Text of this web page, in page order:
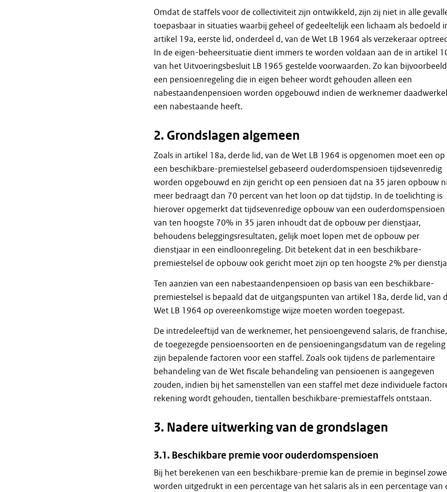
Omdat de staffels voor de collectiviteit zijn ontwikkeld, zijn zij niet in alle
toepasbaar in situaties waarbij geheel of gedeeltelijk een lichaam als bedoeld
artikel 19a, eerste lid, onderdeel d, van de Wet LB 1964 als verzekeraar
In de eigen-beheersituatie dient immers te worden voldaan aan de in artikel
van het Uitvoeringsbesluit LB 1965 gestelde voorwaarden. Zo kan
een pensioenregeling die in eigen beheer wordt gehouden alleen een
nabestaandenpensioen worden opgebouwd indien de werknemer
een nabestaande heeft.
2. Grondslagen algemeen
Zoals in artikel 18a, derde lid, van de Wet LB 1964 is opgenomen moet een op
een beschikbare-premiestelsel gebaseerd ouderdomspensioen tijdsevenredig
worden opgebouwd en zijn gericht op een pensioen dat na 35 jaren opbouw
meer bedraagt dan 70 percent van het loon op dat tijdstip. In de toelichting is
hierover opgemerkt dat tijdsevenredige opbouw van een ouderdomspensioen
van ten hoogste 70% in 35 jaren inhoudt dat de opbouw per dienstjaar,
behoudens beleggingsresultaten, gelijk moet lopen met de opbouw per
dienstjaar in een eindloonregeling. Dit betekent dat in een beschikbare-
premiestelsel de opbouw ook gericht moet zijn op ten hoogste 2% per
Ten aanzien van een nabestaandenpensioen op basis van een beschikbare-
premiestelsel is bepaald dat de uitgangspunten van artikel 18a, derde lid, van
Wet LB 1964 op overeenkomstige wijze moeten worden toegepast.
De intredeleeftijd van de werknemer, het pensioengevend salaris, de franchise,
de toegezegde pensioensoorten en de pensioeningangsdatum van de regeling
zijn bepalende factoren voor een staffel. Zoals ook tijdens de parlementaire
behandeling van de Wet fiscale behandeling van pensioenen is aangegeven
zouden, indien bij het samenstellen van een staffel met deze individuele
rekening wordt gehouden, tientallen beschikbare-premiestaffels ontstaan.
3. Nadere uitwerking van de grondslagen
3.1. Beschikbare premie voor ouderdomspensioen
Bij het berekenen van een beschikbare-premie kan de premie in beginsel zowel
worden uitgedrukt in een percentage van het salaris als in een percentage van